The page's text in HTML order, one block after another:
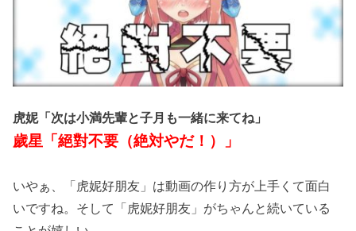
虎妮「次は小満先輩と子月も一緒に来てね」
歲星「絕對不要（絶対やだ！）」
いやぁ、「虎妮好朋友」は動画の作り方が上手くて面白
いですね。そして「虎妮好朋友」がちゃんと続いている